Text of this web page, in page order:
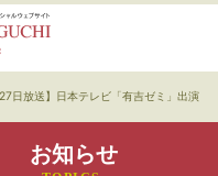
27日放送】日本テレビ「有吉ゼミ」出演
お知らせ